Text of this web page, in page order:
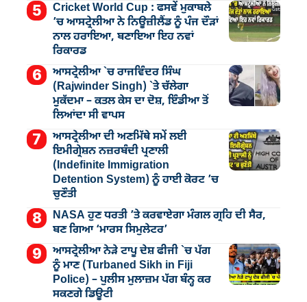
Cricket World Cup : ਫਸਵੇਂ ਮੁਕਾਬਲੇ
’ਚ ਆਸਟ੍ਰੇਲੀਆ ਨੇ ਨਿਊਜ਼ੀਲੈਂਡ ਨੂੰ ਪੰਜ ਦੌੜਾਂ
ਨਾਲ ਹਰਾਇਆ, ਬਣਾਇਆ ਇਹ ਨਵਾਂ
ਰਿਕਾਰਡ
ਆਸਟ੍ਰੇਲੀਆ `ਚ ਰਾਜਵਿੰਦਰ ਸਿੰਘ
(Rajwinder Singh) `ਤੇ ਚੱਲੇਗਾ
ਮੁੁਕੱਦਮਾ – ਕਤਲ ਕੇਸ ਦਾ ਦੋਸ਼, ਇੰਡੀਆ ਤੋਂ
ਲਿਆਂਦਾ ਸੀ ਵਾਪਸ
ਆਸਟ੍ਰੇਲੀਆ ਦੀ ਅਣਮਿੱਥੇ ਸਮੇਂ ਲਈ
ਇਮੀਗ੍ਰੇਸ਼ਨ ਨਜ਼ਰਬੰਦੀ ਪ੍ਰਣਾਲੀ
(Indefinite Immigration
Detention System) ਨੂੰ ਹਾਈ ਕੋਰਟ ’ਚ
ਚੁਣੌਤੀ
NASA ਹੁਣ ਧਰਤੀ ’ਤੇ ਕਰਵਾਏਗਾ ਮੰਗਲ ਗ੍ਰਹਿ ਦੀ ਸੈਰ,
ਬਣ ਗਿਆ ‘ਮਾਰਸ ਸਿਮੁਲੇਟਰ’
ਆਸਟ੍ਰੇਲੀਆ ਨੇੜੇ ਟਾਪੂ ਦੇਸ਼ ਫੀਜੀ `ਚ ਪੱਗ
ਨੂੰ ਮਾਣ (Turbaned Sikh in Fiji
Police) – ਪੁਲੀਸ ਮੁਲਾਜ਼ਮ ਪੱਗ ਬੰਨ੍ਹ ਕਰ
ਸਕਣਗੇ ਡਿਊਟੀ